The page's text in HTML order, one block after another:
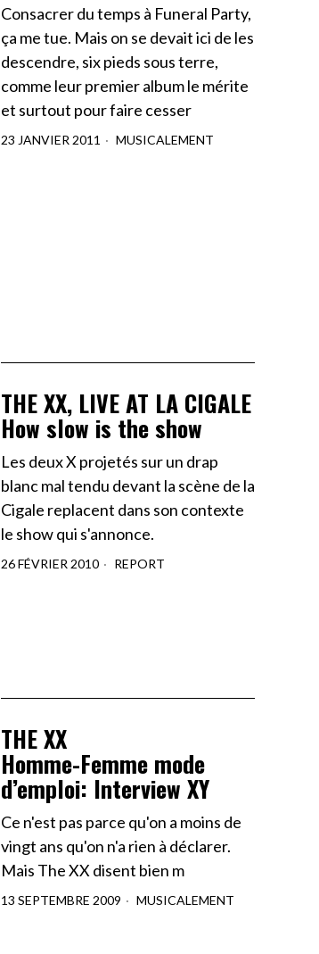
Consacrer du temps à Funeral Party,
ça me tue. Mais on se devait ici de les
descendre, six pieds sous terre,
comme leur premier album le mérite
et surtout pour faire cesser
23 JANVIER 2011 MUSICALEMENT
THE XX, LIVE AT LA CIGALE
How slow is the show
Les deux X projetés sur un drap
blanc mal tendu devant la scène de la
Cigale replacent dans son contexte
le show qui s'annonce.
26 FÉVRIER 2010 REPORT
THE XX
Homme-Femme mode
d’emploi: Interview XY
Ce n'est pas parce qu'on a moins de
vingt ans qu'on n'a rien à déclarer.
Mais The XX disent bien m
13 SEPTEMBRE 2009 MUSICALEMENT